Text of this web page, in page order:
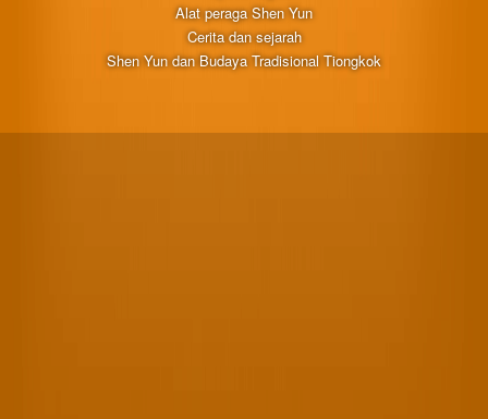
Alat peraga Shen Yun
Cerita dan sejarah
Shen Yun dan Budaya Tradisional Tiongkok